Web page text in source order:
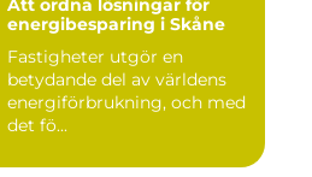
Att ordna lösningar för
energibesparing i Skåne
Fastigheter utgör en
betydande del av världens
energiförbrukning, och med
det fö...